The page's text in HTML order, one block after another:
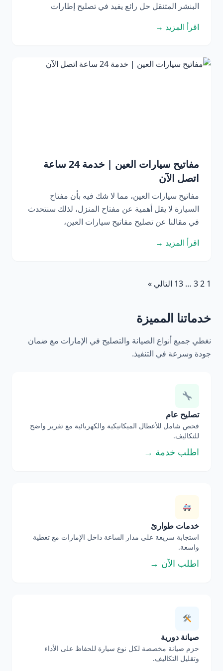
البنشر المتنقل حل رائع يفيد في تصليح إطارات
اقرأ المزيد →
مفاتيح سيارات العين | خدمة 24 ساعة
اتصل الآن
مفاتيح سيارات العين، مما لا شك فيه بأن مفتاح
السيارة لا يقل أهمية عن مفتاح المنزل، لذلك سنتحدث
في مقالنا عن تصليح مفاتيح سيارات العين،
اقرأ المزيد →
1
2
3
…
13 التالي »
خدماتنا المميزة
نغطي جميع أنواع الصيانة والتصليح في الإمارات مع ضمان
جودة وسرعة في التنفيذ.
تصليح عام
فحص شامل للأعطال الميكانيكية والكهربائية مع تقرير واضح
للتكاليف.
اطلب خدمة →
خدمات طوارئ
استجابة سريعة على مدار الساعة داخل الإمارات مع تغطية
واسعة.
اطلب الآن →
صيانة دورية
حزم صيانة مخصصة لكل نوع سيارة للحفاظ على الأداء
وتقليل التكاليف.